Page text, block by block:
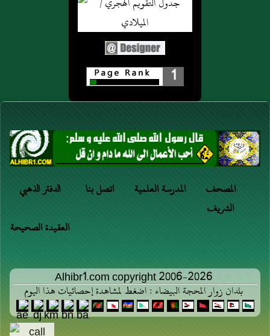
1
الدفتر الذهبي اتصل بنا المدرسة العلمية
المصحف
الشريف
العقيدة الصحيحة
Alhibr1.com copyright 2006-2026
بلدان زوار المحجة البيضاء : اضغط لمشاهدة إحصائيات هذا اليوم